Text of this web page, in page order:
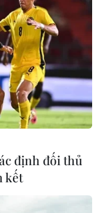
sứ
định đối thủ
kết